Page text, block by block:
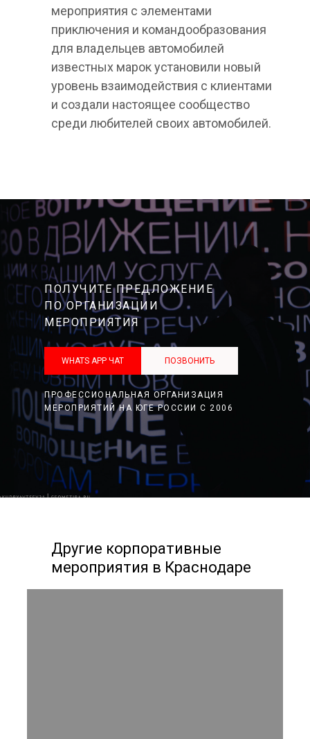
мероприятия с элементами
приключения и командообразования
для владельцев автомобилей
известных марок установили новый
уровень взаимодействия с клиентами
и создали настоящее сообщество
среди любителей своих автомобилей.
WHATS APP ЧАТ
ПОЛУЧИТЕ ПРЕДЛОЖЕНИЕ
ПО ОРГАНИЗАЦИИ
МЕРОПРИЯТИЯ
ПРОФЕССИОНАЛЬНАЯ ОРГАНИЗАЦИЯ
МЕРОПРИЯТИЙ НА ЮГЕ РОССИИ С 2006
ПОЗВОНИТЬ
Другие корпоративные
мероприятия в Краснодаре